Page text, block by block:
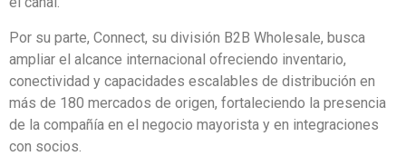
Por su parte, Connect, su división B2B Wholesale, busca
ampliar el alcance internacional ofreciendo inventario,
conectividad y capacidades escalables de distribución en
más de 180 mercados de origen, fortaleciendo la presencia
de la compañía en el negocio mayorista y en integraciones
con socios.